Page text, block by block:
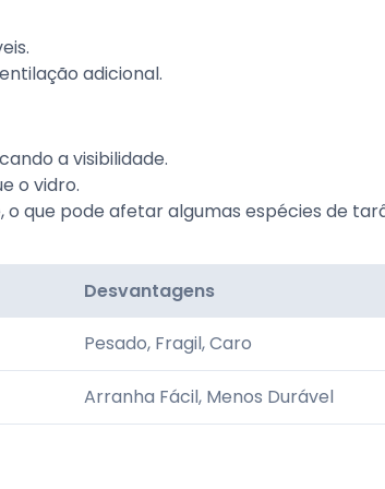
adicional.
a visibilidade.
o vidro.
o que pode afetar algumas espécies de
Desvantagens
Pesado, Fragil, Caro
Arranha Fácil, Menos Durável